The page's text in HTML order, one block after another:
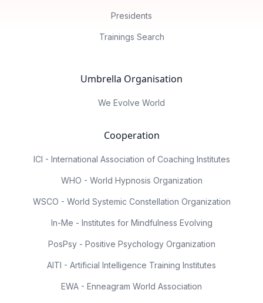
Presidents
Trainings Search
Umbrella Organisation
We Evolve World
Cooperation
ICI - International Association of Coaching Institutes
WHO - World Hypnosis Organization
WSCO - World Systemic Constellation Organization
In-Me - Institutes for Mindfulness Evolving
PosPsy - Positive Psychology Organization
AITI - Artificial Intelligence Training Institutes
EWA - Enneagram World Association